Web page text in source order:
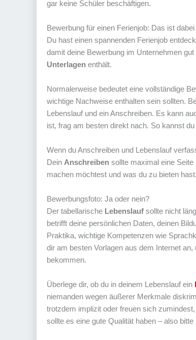
gar keine Schüler beschäftigen.
Bewerbung für einen Ferienjob: Das ist
Du hast einen spannenden Ferienjob
damit deine Bewerbung im Unternehmen
Unterlagen enthält.
Normalerweise bedeutet eine vollständige
wichtige Nachweise enthalten sein sollten.
Lebenslauf und ein Anschreiben. Es kann
ist, frag am besten direkt nach. So kannst
Wenn du Anschreiben und Lebenslauf
Dein Anschreiben sollte maximal eine
machen möchtest und was du zu bieten
Bewerbungsfoto: Ja oder nein?
Der tabellarische Lebenslauf sollte nicht
betrifft deine persönlichen Daten, deinen
Praktika, wichtige Kompetenzen wie
dir am besten Vorlagen aus dem Internet
bekommen.
Überlege dir, ob du in deinem Lebenslauf ein
niemanden wegen äußerer Merkmale
trotzdem implizit oder freuen sich
sollte es eine gute Qualität haben – also